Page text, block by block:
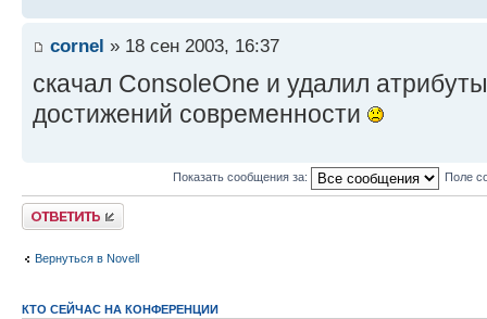
cornel » 18 сен 2003, 16:37
скачал ConsoleOne и удалил
достижений современности
Показать сообщения за: Поле
Ответить
Вернуться в Novell
КТО СЕЙЧАС НА КОНФЕРЕНЦИИ